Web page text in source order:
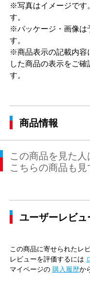
※写真はイメージです
す。
※パッケージ・画像は
す。
※商品表示の記載内容
した商品の表示をご
す。
商品情報
この商品を見た人
こちらの商品も見
ユーザーレビュ
この商品に寄せられたレ
レビューを評価するには
マイページの 購入履歴か